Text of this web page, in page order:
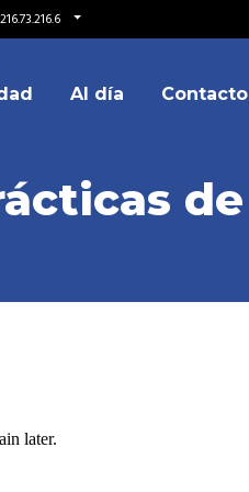
Al día Contacto
de